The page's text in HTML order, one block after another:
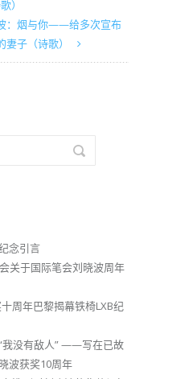
）
：烟与你——给多次宣布
妻子（诗歌）
念引言
会关于国际笔会刘晓波周年
十周年巴黎揭幕铁椅LXB纪
我没有敌人” ——写在已故
波获奖10周年